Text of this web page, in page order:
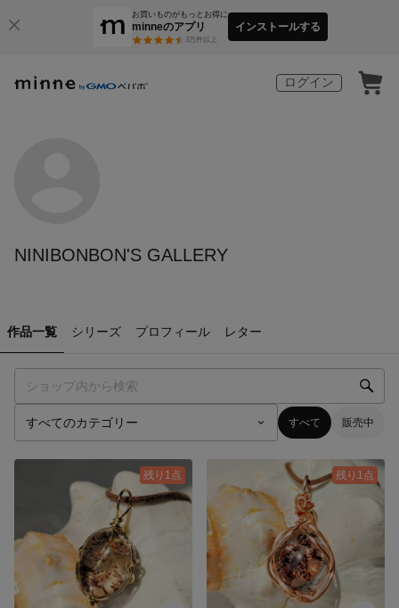
お買いものがもっとお得に
minneのアプリ
3万件以上
インストールする
ログイン
NINIBONBON'S GALLERY
作品一覧 シリーズ プロフィール レター
すべて 販売中
残り1点 残り1点